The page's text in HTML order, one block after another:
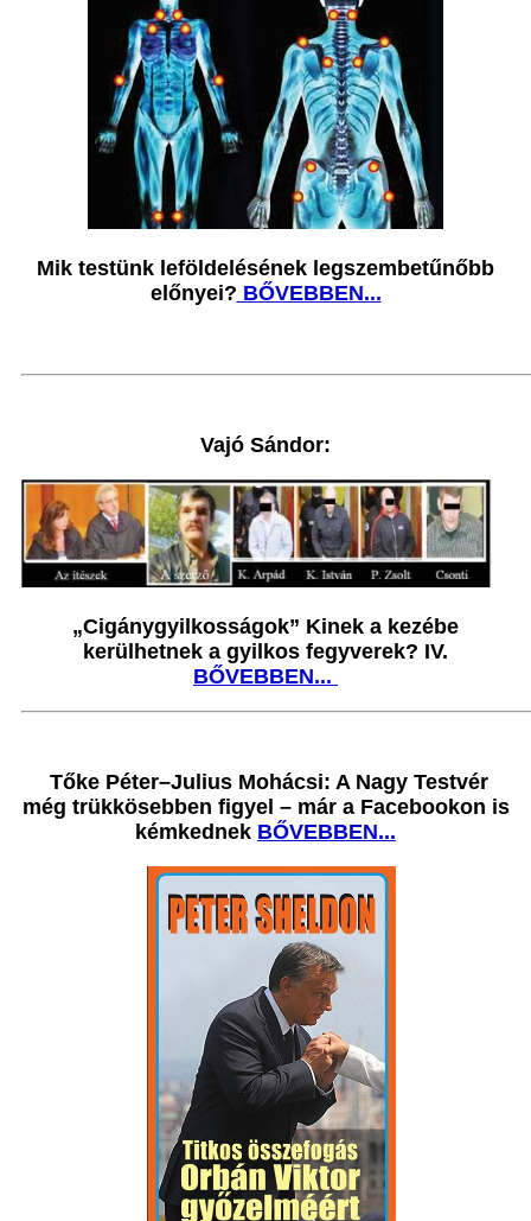
Mik testünk leföldelésének legszembetűnőbb
előnyei? BŐVEBBEN...
Vajó Sándor:
„Cigánygyilkosságok” Kinek a kezébe
kerülhetnek a gyilkos fegyverek? IV.
BŐVEBBEN...
Tőke Péter–Julius Mohácsi: A Nagy Testvér
még trükkösebben figyel – már a Facebookon is
kémkednek BŐVEBBEN...